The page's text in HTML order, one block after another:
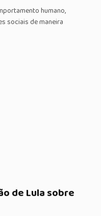
humano,
sociais de maneira
de Lula sobre